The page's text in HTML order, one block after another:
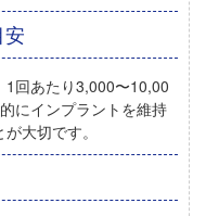
1回あたり3,000〜10,00
にインプラントを維持
大切です。